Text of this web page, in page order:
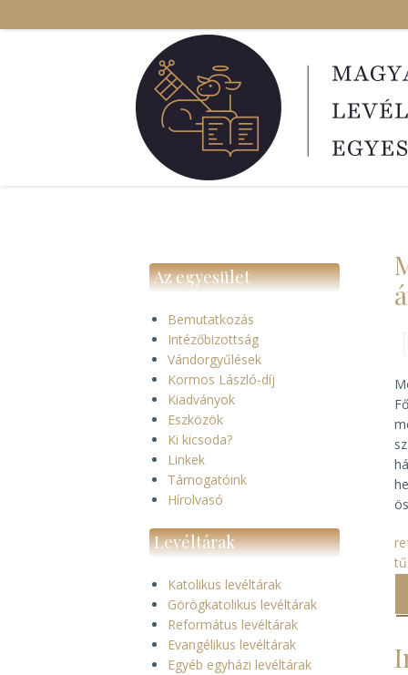
a
Az egyesület
Bemutatkozás
Intézőbizottság
Vándorgyűlések
Kormos László-díj
Kiadványok
Eszközök
Ki kicsoda?
Linkek
Támogatóink
Hírolvasó
Levéltárak
Katolikus levéltárak
Görögkatolikus levéltárak
Református levéltárak
Evangélikus levéltárak
Egyéb egyházi levéltárak